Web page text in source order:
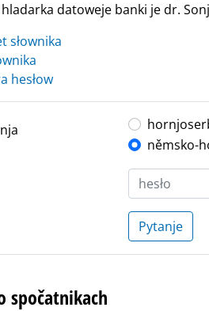
datoweje banki je dr.
słownika
hesłow
němsko-
Pytanje
spočatnikach